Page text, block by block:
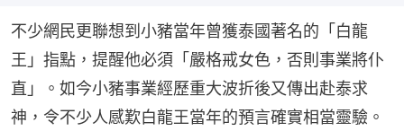
不少網民更聯想到小豬當年曾獲泰國著名的「白龍
王」指點，提醒他必須「嚴格戒女色，否則事業將仆
直」。如今小豬事業經歷重大波折後又傳出赴泰求
神，令不少人感歎白龍王當年的預言確實相當靈驗。